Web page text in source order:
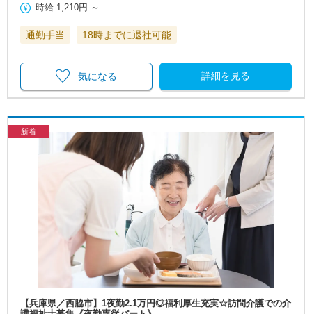
時給 1,210円 ～
通勤手当 18時までに退社可能
詳細を見る
気になる
新着
【兵庫県／西脇市】1夜勤2.1万円◎福利厚生充実☆訪問介護での介